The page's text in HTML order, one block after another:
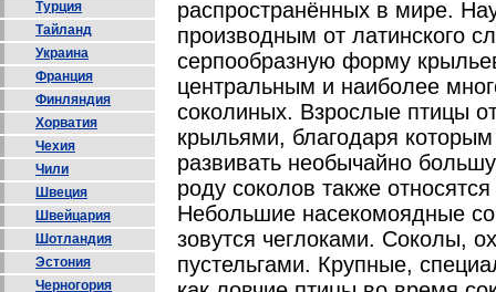
Турция
Тайланд
Украина
Франция
Финляндия
Хорватия
Чехия
Чили
Швеция
Швейцария
Шотландия
Эстония
Черногория
распространённых в мире.
производным от латинского
серпообразную форму
центральным и наиболее
соколиных. Взрослые птицы
крыльями, благодаря
развивать необычайно
роду соколов также
Небольшие насекомоядные
зовутся чеглоками. Соколы,
пустельгами. Крупные,